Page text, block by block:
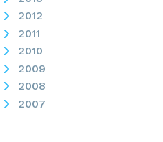
2012
2011
2010
2009
2008
2007